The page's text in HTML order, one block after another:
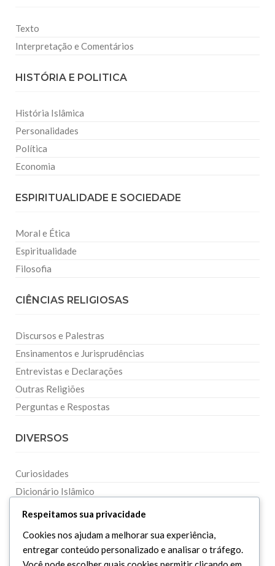
Texto
Interpretação e Comentários
HISTÓRIA E POLITICA
História Islâmica
Personalidades
Política
Economia
ESPIRITUALIDADE E SOCIEDADE
Moral e Ética
Espiritualidade
Filosofia
CIÊNCIAS RELIGIOSAS
Discursos e Palestras
Ensinamentos e Jurisprudências
Entrevistas e Declarações
Outras Religiões
Perguntas e Respostas
DIVERSOS
Curiosidades
Dicionário Islâmico
Downloads
Respeitamos sua privacidade
Cookies nos ajudam a melhorar sua experiência,
entregar conteúdo personalizado e analisar o tráfego.